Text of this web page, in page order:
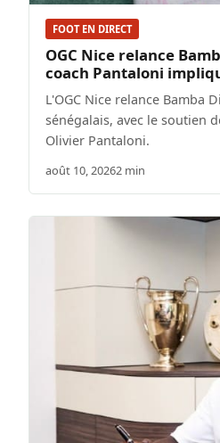
FOOT EN DIRECT
OGC Nice relance
coach Pantaloni
L'OGC Nice relance Bamba
sénégalais, avec le soutien
Olivier Pantaloni.
août 10, 20262 min